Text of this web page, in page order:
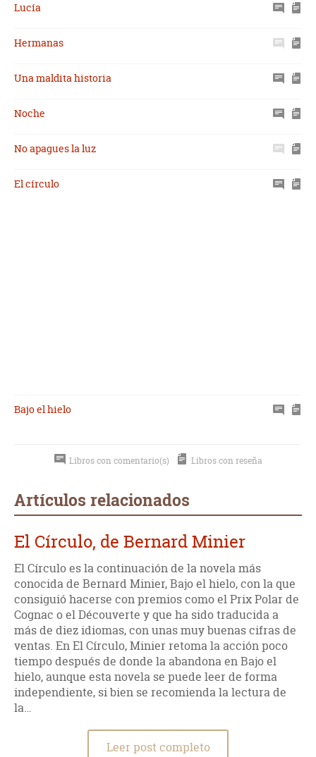
Lucía
Hermanas
Una maldita historia
Noche
No apagues la luz
El círculo
Bajo el hielo
Libros con comentario(s) Libros con reseña
Artículos relacionados
El Círculo, de Bernard Minier
El Círculo es la continuación de la novela más
conocida de Bernard Minier, Bajo el hielo, con la que
consiguió hacerse con premios como el Prix Polar de
Cognac o el Découverte y que ha sido traducida a
más de diez idiomas, con unas muy buenas cifras de
ventas. En El Círculo, Minier retoma la acción poco
tiempo después de donde la abandona en Bajo el
hielo, aunque esta novela se puede leer de forma
independiente, si bien se recomienda la lectura de
la…
Leer post completo